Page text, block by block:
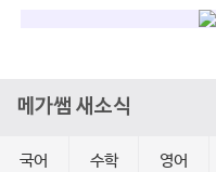
메가쌤 새소식
국어 수학 영어